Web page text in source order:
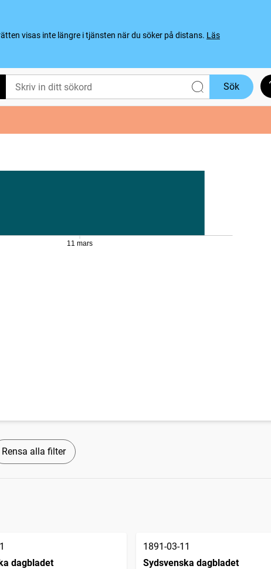
visas inte längre i tjänsten när du söker på distans. Läs
Sök
11 mars
Rensa alla filter
dagbladet
1891-03-11
Sydsvenska dagbladet